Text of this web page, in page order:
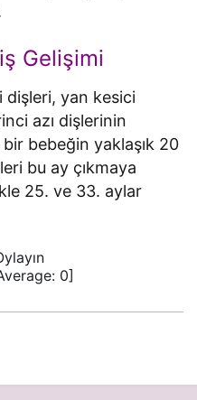
Gelişimi
dişleri, yan kesici
azı dişlerinin
bir bebeğin yaklaşık 20
bu ay çıkmaya
25. ve 33. aylar
0]